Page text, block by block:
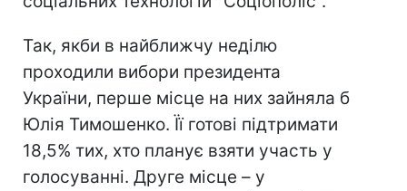
Так, якби в найближчу неділю
проходили вибори президента
України, перше місце на них зайняла б
Юлія Тимошенко. Її готові підтримати
18,5% тих, хто планує взяти участь у
голосуванні. Друге місце – у